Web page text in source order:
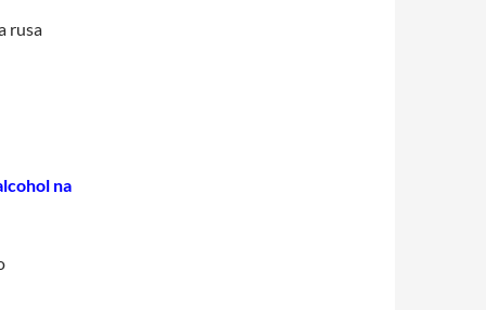
rusa
na